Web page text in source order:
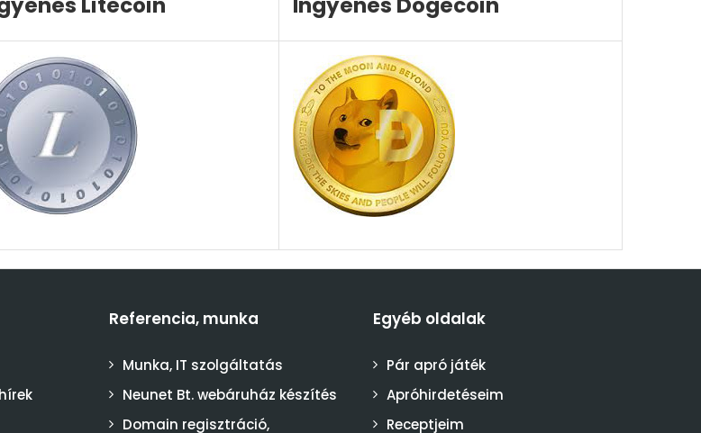
Referencia, munka
Munka, IT szolgáltatás
Neunet Bt. webáruház készítés
Domain regisztráció,
Egyéb oldalak
Pár apró játék
Apróhirdetéseim
Receptjeim